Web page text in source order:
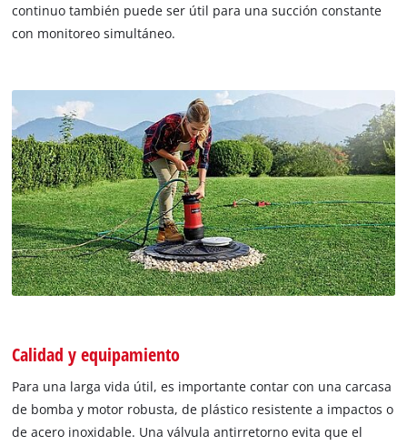
continuo también puede ser útil para una succión constante
con monitoreo simultáneo.
Calidad y equipamiento
Para una larga vida útil, es importante contar con una carcasa
de bomba y motor robusta, de plástico resistente a impactos o
de acero inoxidable. Una válvula antirretorno evita que el